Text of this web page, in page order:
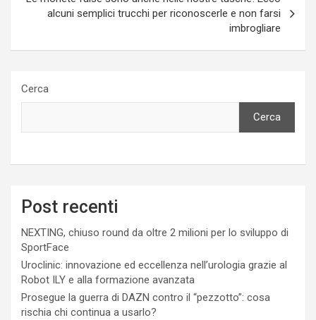
alcuni semplici trucchi per riconoscerle e non farsi
imbrogliare
Cerca
Cerca
Post recenti
NEXTING, chiuso round da oltre 2 milioni per lo sviluppo di
SportFace
Uroclinic: innovazione ed eccellenza nell’urologia grazie al
Robot ILY e alla formazione avanzata
Prosegue la guerra di DAZN contro il “pezzotto”: cosa
rischia chi continua a usarlo?